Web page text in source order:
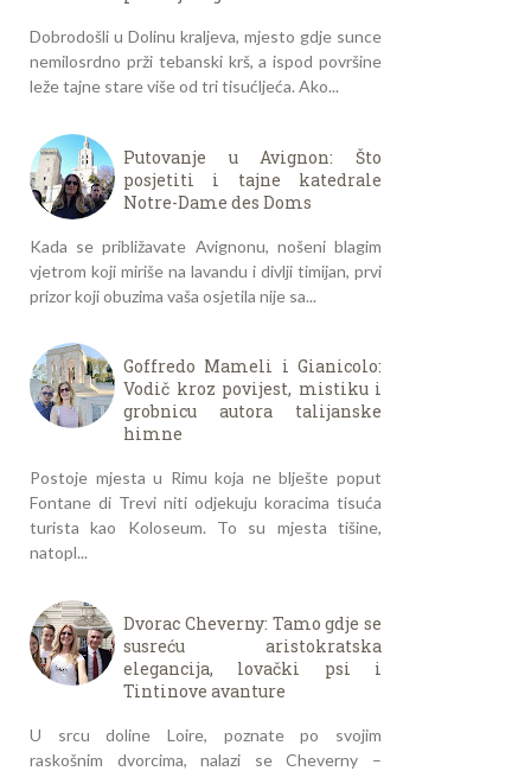
Dobrodošli u Dolinu kraljeva, mjesto gdje sunce
nemilosrdno prži tebanski krš, a ispod površine
leže tajne stare više od tri tisućljeća. Ako...
Putovanje u Avignon: Što
posjetiti i tajne katedrale
Notre-Dame des Doms
Kada se približavate Avignonu, nošeni blagim
vjetrom koji miriše na lavandu i divlji timijan, prvi
prizor koji obuzima vaša osjetila nije sa...
Goffredo Mameli i Gianicolo:
Vodič kroz povijest, mistiku i
grobnicu autora talijanske
himne
Postoje mjesta u Rimu koja ne blješte poput
Fontane di Trevi niti odjekuju koracima tisuća
turista kao Koloseum. To su mjesta tišine,
natopl...
Dvorac Cheverny: Tamo gdje se
susreću aristokratska
elegancija, lovački psi i
Tintinove avanture
U srcu doline Loire, poznate po svojim
raskošnim dvorcima, nalazi se Cheverny –